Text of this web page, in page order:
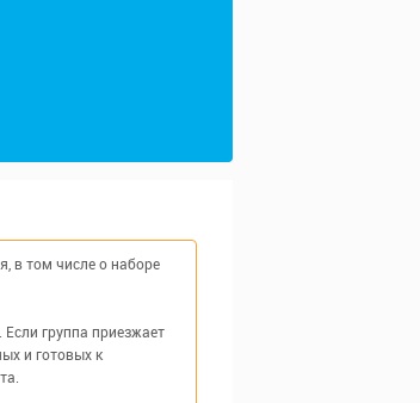
в том числе о наборе
группа приезжает
и готовых к